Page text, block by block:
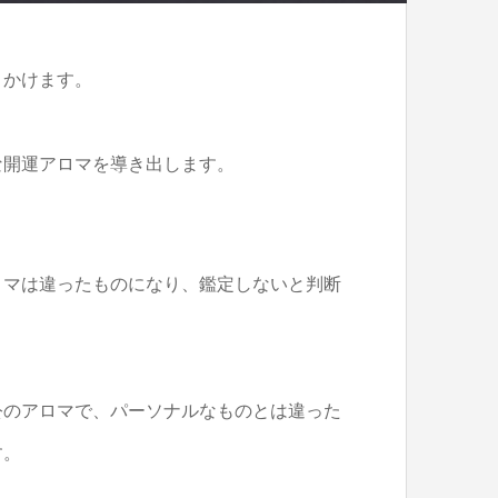
けます。
運アロマを導き出します。
は違ったものになり、鑑定しないと判断
アロマで、パーソナルなものとは違った